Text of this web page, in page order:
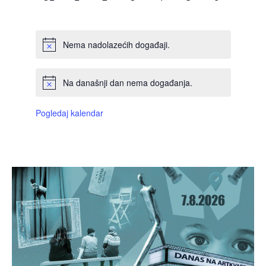
Nema nadolazećih događaji.
Na današnji dan nema događanja.
Pogledaj kalendar